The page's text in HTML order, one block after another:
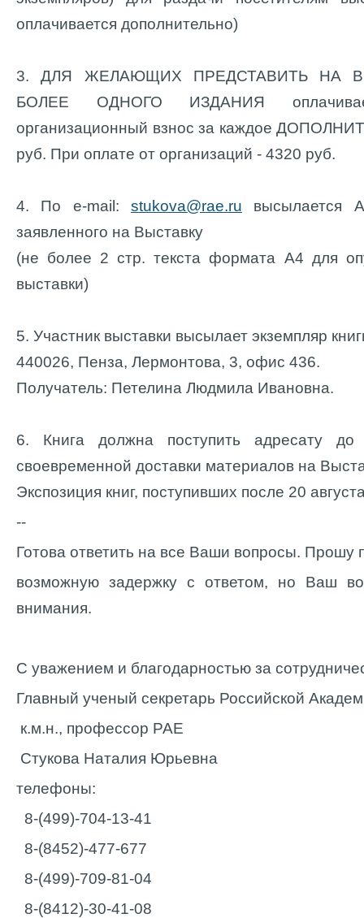
оплачивается дополнительно)
3. ДЛЯ ЖЕЛАЮЩИХ ПРЕДСТАВИТЬ НА
БОЛЕЕ ОДНОГО ИЗДАНИЯ
организационный взнос за каждое
руб. При оплате от организаций - 4320 руб.
4. По e-mail: stukova@rae.ru высылается
заявленного на Выставку
(не более 2 стр. текста формата А4 для
выставки)
5. Участник выставки высылает экземпляр
440026, Пенза, Лермонтова, 3, офис 436.
Получатель: Петелина Людмила Ивановна.
6. Книга должна поступить адресату
своевременной доставки материалов на
Экспозиция книг, поступивших после 20
--
Готова ответить на все Ваши вопросы. Прошу
возможную задержку с ответом, но Ваш
внимания.
С уважением и благодарностью за
Главный ученый секретарь Российской
к.м.н., профессор РАЕ
Стукова Наталия Юрьевна
телефоны:
8-(499)-704-13-41
8-(8452)-477-677
8-(499)-709-81-04
8-(8412)-30-41-08